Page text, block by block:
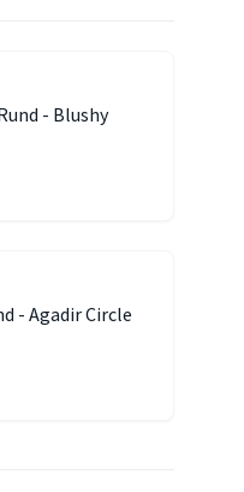
- Blushy
- Agadir Circle